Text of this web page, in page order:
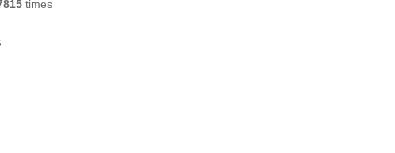
times